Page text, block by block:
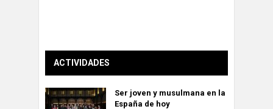
ACTIVIDADES
Ser joven y musulmana en la
España de hoy